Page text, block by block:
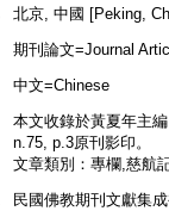
北京, 中國 [Peking,
期刊論文=Journal
中文=Chinese
本文收錄於黃夏年主
n.75, p.3原刊影印。
文章類別：專欄,慈航
民國佛教期刊文獻集